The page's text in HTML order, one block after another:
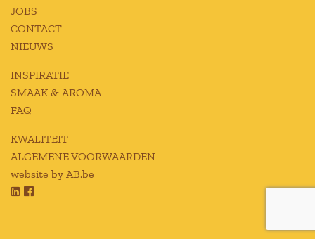
JOBS
CONTACT
NIEUWS
INSPIRATIE
SMAAK & AROMA
FAQ
KWALITEIT
ALGEMENE VOORWAARDEN
website by AB.be